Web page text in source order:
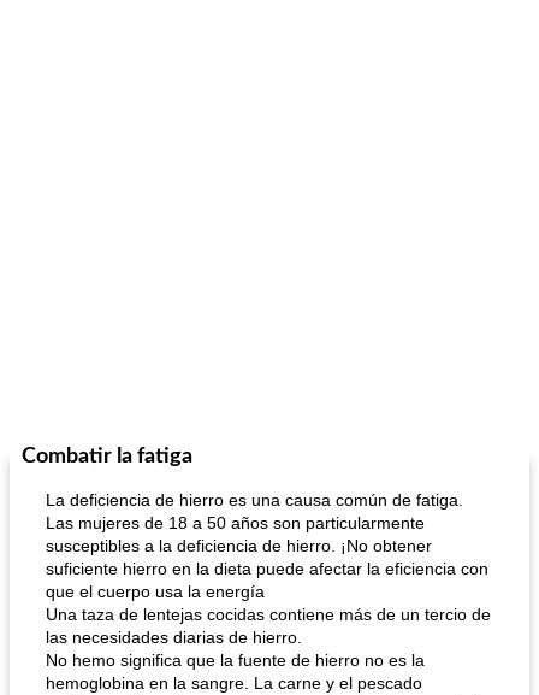
Combatir la fatiga
La deficiencia de hierro es una causa común de fatiga.
Las mujeres de 18 a 50 años son particularmente
susceptibles a la deficiencia de hierro. ¡No obtener
suficiente hierro en la dieta puede afectar la eficiencia con
que el cuerpo usa la energía
Una taza de lentejas cocidas contiene más de un tercio de
las necesidades diarias de hierro.
No hemo significa que la fuente de hierro no es la
hemoglobina en la sangre. La carne y el pescado